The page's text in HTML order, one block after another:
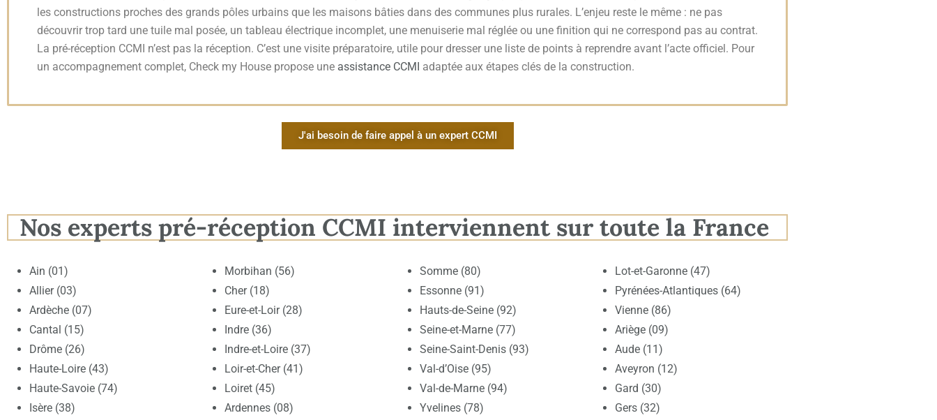
les constructions proches des grands pôles urbains que les maisons bâties dans des communes plus rurales. L’enjeu reste le même : ne pas
découvrir trop tard une tuile mal posée, un tableau électrique incomplet, une menuiserie mal réglée ou une finition qui ne correspond pas au contrat.
La pré-réception CCMI n’est pas la réception. C’est une visite préparatoire, utile pour dresser une liste de points à reprendre avant l’acte officiel. Pour
un accompagnement complet, Check my House propose une assistance CCMI adaptée aux étapes clés de la construction.
J'ai besoin de faire appel à un expert CCMI
Nos experts pré-réception CCMI interviennent sur toute la France
Ain (01)
Allier (03)
Ardèche (07)
Cantal (15)
Drôme (26)
Haute-Loire (43)
Haute-Savoie (74)
Isère (38)
Morbihan (56)
Cher (18)
Eure-et-Loir (28)
Indre (36)
Indre-et-Loire (37)
Loir-et-Cher (41)
Loiret (45)
Ardennes (08)
Somme (80)
Essonne (91)
Hauts-de-Seine (92)
Seine-et-Marne (77)
Seine-Saint-Denis (93)
Val-d’Oise (95)
Val-de-Marne (94)
Yvelines (78)
Lot-et-Garonne (47)
Pyrénées-Atlantiques (64)
Vienne (86)
Ariège (09)
Aude (11)
Aveyron (12)
Gard (30)
Gers (32)